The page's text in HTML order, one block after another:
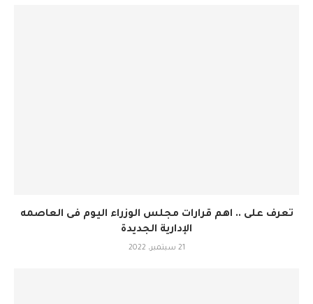
تعرف على .. اهم قرارات مجلس الوزراء اليوم فى العاصمه
الإدارية الجديدة
21 سبتمبر، 2022